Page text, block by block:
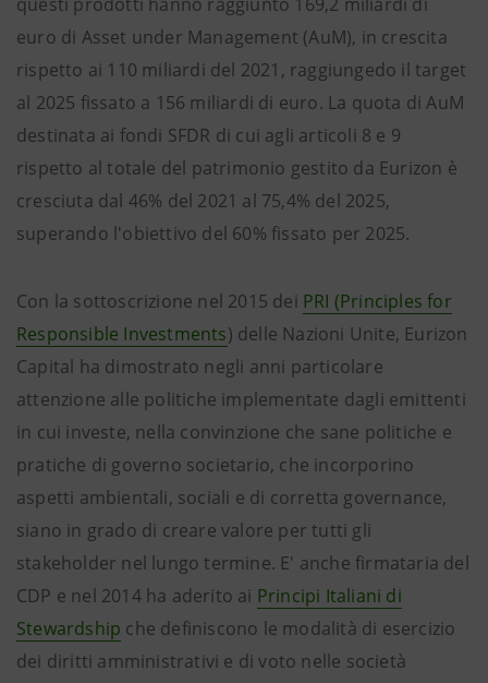
euro di Asset under Management (AuM), in crescita
rispetto ai 110 miliardi del 2021, raggiungedo il target
al 2025 fissato a 156 miliardi di euro. La quota di AuM
destinata ai fondi SFDR di cui agli articoli 8 e 9
rispetto al totale del patrimonio gestito da Eurizon è
cresciuta dal 46% del 2021 al 75,4% del 2025,
superando l'obiettivo del 60% fissato per 2025.
Con la sottoscrizione nel 2015 dei PRI (Principles for
Responsible Investments) delle Nazioni Unite, Eurizon
Capital ha dimostrato negli anni particolare
attenzione alle politiche implementate dagli emittenti
in cui investe, nella convinzione che sane politiche e
pratiche di governo societario, che incorporino
aspetti ambientali, sociali e di corretta governance,
siano in grado di creare valore per tutti gli
stakeholder nel lungo termine. E' anche firmataria del
CDP e nel 2014 ha aderito ai Principi Italiani di
Stewardship che definiscono le modalità di esercizio
dei diritti amministrativi e di voto nelle società